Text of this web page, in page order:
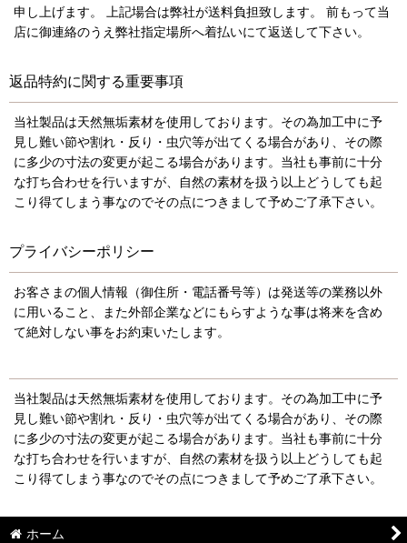
申し上げます。 上記場合は弊社が送料負担致します。 前もって当
店に御連絡のうえ弊社指定場所へ着払いにて返送して下さい。
返品特約に関する重要事項
当社製品は天然無垢素材を使用しております。その為加工中に予
見し難い節や割れ・反り・虫穴等が出てくる場合があり、その際
に多少の寸法の変更が起こる場合があります。当社も事前に十分
な打ち合わせを行いますが、自然の素材を扱う以上どうしても起
こり得てしまう事なのでその点につきまして予めご了承下さい。
プライバシーポリシー
お客さまの個人情報（御住所・電話番号等）は発送等の業務以外
に用いること、また外部企業などにもらすような事は将来を含め
て絶対しない事をお約束いたします。
当社製品は天然無垢素材を使用しております。その為加工中に予
見し難い節や割れ・反り・虫穴等が出てくる場合があり、その際
に多少の寸法の変更が起こる場合があります。当社も事前に十分
な打ち合わせを行いますが、自然の素材を扱う以上どうしても起
こり得てしまう事なのでその点につきまして予めご了承下さい。
ホーム